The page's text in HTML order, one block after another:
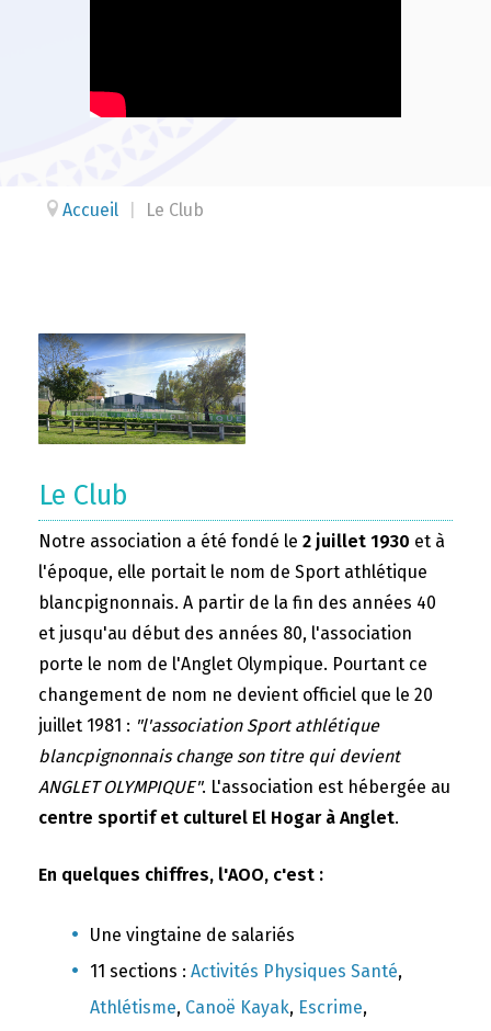
Accueil Le Club
Le Club
Notre association a été fondé le 2 juillet 1930 et à
l'époque, elle portait le nom de Sport athlétique
blancpignonnais. A partir de la fin des années 40
et jusqu'au début des années 80, l'association
porte le nom de l'Anglet Olympique. Pourtant ce
changement de nom ne devient officiel que le 20
juillet 1981 : "l'association Sport athlétique
blancpignonnais change son titre qui devient
ANGLET OLYMPIQUE". L'association est hébergée au
centre sportif et culturel El Hogar à Anglet.
En quelques chiffres, l'AOO, c'est :
Une vingtaine de salariés
11 sections : Activités Physiques Santé,
Athlétisme, Canoë Kayak, Escrime,